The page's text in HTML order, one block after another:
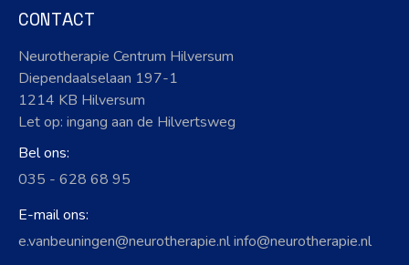
CONTACT
Neurotherapie Centrum Hilversum
Diependaalselaan 197-1
1214 KB Hilversum
Let op: ingang aan de Hilvertsweg
Bel ons:
035 - 628 68 95
E-mail ons:
e.vanbeuningen@neurotherapie.nl info@neurotherapie.nl